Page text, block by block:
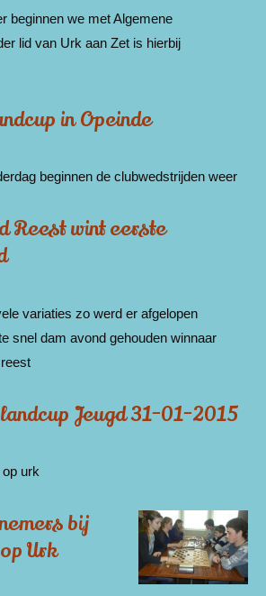
beginnen we met Algemene
lid van Urk aan Zet is hierbij
in Opeinde
beginnen de clubwedstrijden weer
Reest wint eerste
variaties zo werd er afgelopen
snel dam avond gehouden winnaar
Jeugd 31-01-2015
urk
bij
Urk